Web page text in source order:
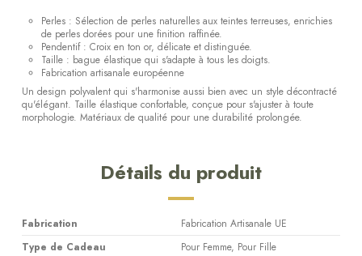
Perles : Sélection de perles naturelles aux teintes terreuses, enrichies
de perles dorées pour une finition raffinée.
Pendentif : Croix en ton or, délicate et distinguée.
Taille : bague élastique qui s'adapte à tous les doigts.
Fabrication artisanale européenne
Un design polyvalent qui s'harmonise aussi bien avec un style décontracté
qu'élégant. Taille élastique confortable, conçue pour s'ajuster à toute
morphologie. Matériaux de qualité pour une durabilité prolongée.
Détails du produit
Fabrication
Fabrication Artisanale UE
Type de Cadeau
Pour Femme, Pour Fille